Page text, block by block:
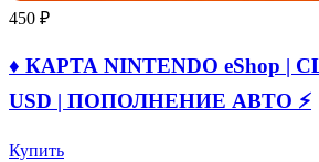
450 ₽
♦️ КАРТА NINTENDO eShop |
USD | ПОПОЛНЕНИЕ АВТО ⚡
Купить